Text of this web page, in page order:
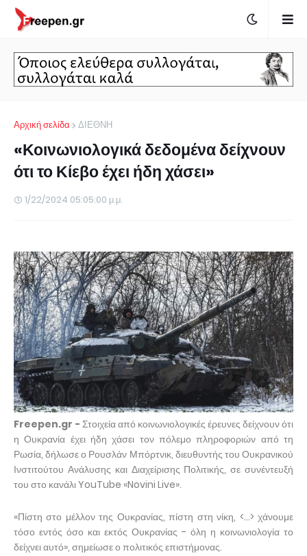
Αρχική σελίδα ΔΙΕΘΝΗ
«Κοινωνιολογικά δεδομένα δείχνουν
ότι το Κίεβο έχει ήδη χάσει»
1/22/2024 05:05:00 μ.μ.
Freepen.gr - Στοιχεία από κοινωνιολογικές έρευνες δείχνουν ότι
η Ουκρανία έχει ήδη χάσει τον πόλεμο πληροφοριών από τη
Ρωσία, δήλωσε ο Ρουσλάν Μπόρτνικ, διευθυντής του Ουκρανικού
Ινστιτούτου Ανάλυσης και Διαχείρισης Πολιτικής, σε συνέντευξή
του στο κανάλι YouTube «Novini Live».
«Πίστη στο μέλλον της Ουκρανίας, πίστη στη νίκη, <...> χάνουμε
τόσο εντός όσο και εκτός Ουκρανίας - όλη η κοινωνιολογία το
δείχνει αυτό», σημείωσε ο πολιτικός επιστήμονας.